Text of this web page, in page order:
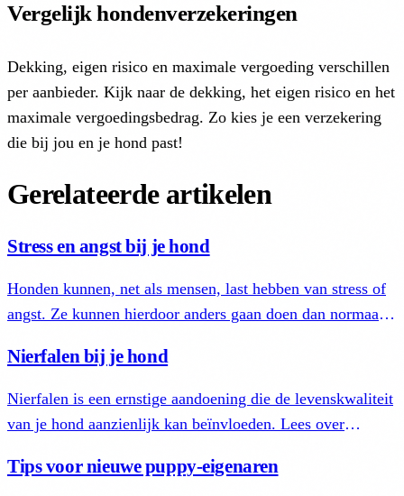
Vergelijk hondenverzekeringen
Dekking, eigen risico en maximale vergoeding verschillen
per aanbieder. Kijk naar de dekking, het eigen risico en het
maximale vergoedingsbedrag. Zo kies je een verzekering
die bij jou en je hond past!
Gerelateerde artikelen
Stress en angst bij je hond
Honden kunnen, net als mensen, last hebben van stress of
angst. Ze kunnen hierdoor anders gaan doen dan normaal.
Nierfalen bij je hond
Nierfalen is een ernstige aandoening die de levenskwaliteit
van je hond aanzienlijk kan beïnvloeden. Lees over
Tips voor nieuwe puppy-eigenaren